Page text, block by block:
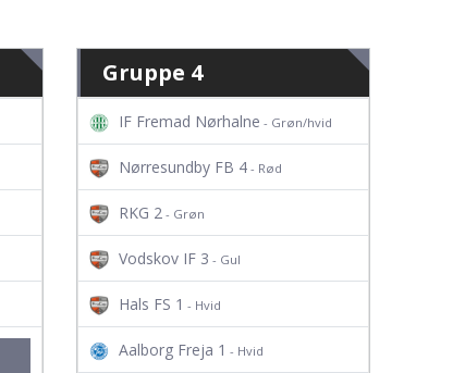
Gruppe 4
IF Fremad Nørhalne - Grøn/hvid
Nørresundby FB 4 - Rød
RKG 2 - Grøn
Vodskov IF 3 - Gul
Hals FS 1 - Hvid
Aalborg Freja 1 - Hvid